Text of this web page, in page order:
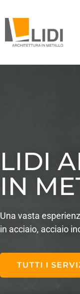
LIDI
IN
Una vasta
in acciaio, acciaio
TUTTI I